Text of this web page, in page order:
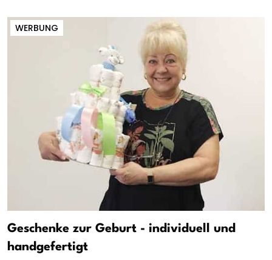
WERBUNG
Geschenke zur Geburt - individuell und
handgefertigt